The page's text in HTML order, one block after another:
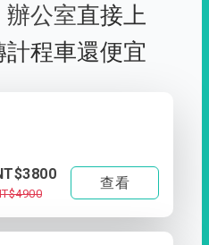
辦公室直接上
計程車還便宜
查看